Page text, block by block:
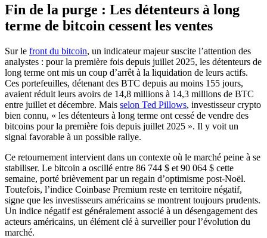
Fin de la purge : Les détenteurs à long
terme de bitcoin cessent les ventes
Sur le front du bitcoin, un indicateur majeur suscite l’attention des
analystes : pour la première fois depuis juillet 2025, les détenteurs de
long terme ont mis un coup d’arrêt à la liquidation de leurs actifs.
Ces portefeuilles, détenant des BTC depuis au moins 155 jours,
avaient réduit leurs avoirs de 14,8 millions à 14,3 millions de BTC
entre juillet et décembre. Mais selon Ted Pillows, investisseur crypto
bien connu, « les détenteurs à long terme ont cessé de vendre des
bitcoins pour la première fois depuis juillet 2025 ». Il y voit un
signal favorable à un possible rallye.
Ce retournement intervient dans un contexte où le marché peine à se
stabiliser. Le bitcoin a oscillé entre 86 744 $ et 90 064 $ cette
semaine, porté brièvement par un regain d’optimisme post-Noël.
Toutefois, l’indice Coinbase Premium reste en territoire négatif,
signe que les investisseurs américains se montrent toujours prudents.
Un indice négatif est généralement associé à un désengagement des
acteurs américains, un élément clé à surveiller pour l’évolution du
marché.